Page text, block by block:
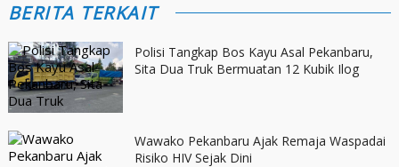
BERITA TERKAIT
Polisi Tangkap Bos Kayu Asal Pekanbaru,
Sita Dua Truk Bermuatan 12 Kubik Ilog
Wawako Pekanbaru Ajak Remaja Waspadai
Risiko HIV Sejak Dini